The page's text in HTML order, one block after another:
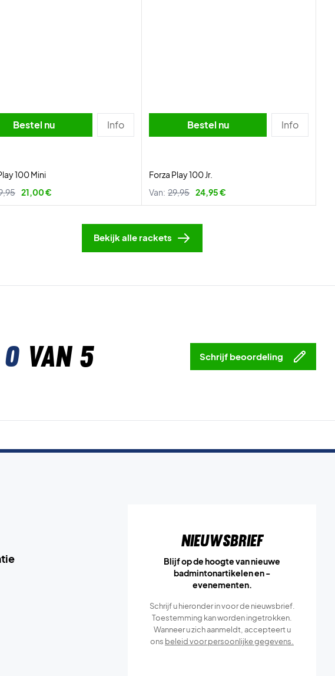
Bestel nu Info
100 Mini
21,00 €
Bestel nu Info
Forza Play 100 Jr.
Van: 29,95 24,95 €
Bekijk alle rackets
0van 5 Schrijf beoordeling
Nieuwsbrief
Blijf op de hoogte van nieuwe
badmintonartikelen en -
evenementen.
Schrijf u hieronder in voor de nieuwsbrief.
Toestemming kan worden ingetrokken.
Wanneer u zich aanmeldt, accepteert u
ons beleid voor persoonlijke gegevens.